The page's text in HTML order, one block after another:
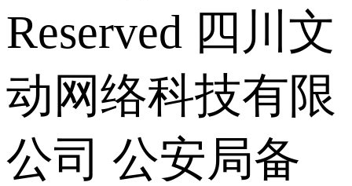
Reserved 四川文
动网络科技有限
公司 公安局备